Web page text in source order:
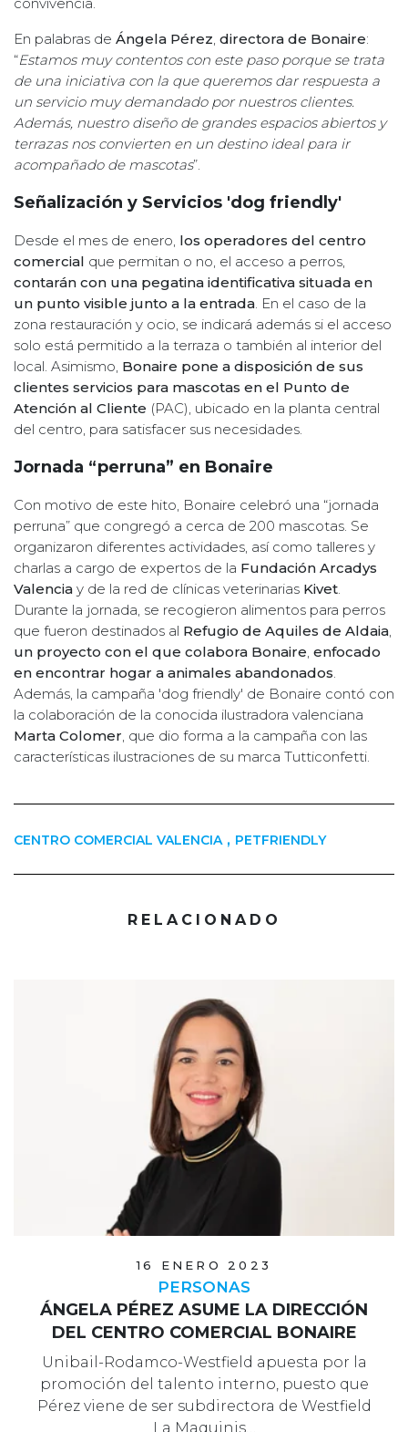
En palabras de Ángela Pérez, directora de Bonaire:
“Estamos muy contentos con este paso porque se trata
de una iniciativa con la que queremos dar respuesta a
un servicio muy demandado por nuestros clientes.
Además, nuestro diseño de grandes espacios abiertos y
terrazas nos convierten en un destino ideal para ir
acompañado de mascotas”.
Señalización y Servicios 'dog friendly'
Desde el mes de enero, los operadores del centro
comercial que permitan o no, el acceso a perros,
contarán con una pegatina identificativa situada en
un punto visible junto a la entrada. En el caso de la
zona restauración y ocio, se indicará además si el acceso
solo está permitido a la terraza o también al interior del
local. Asimismo, Bonaire pone a disposición de sus
clientes servicios para mascotas en el Punto de
Atención al Cliente (PAC), ubicado en la planta central
del centro, para satisfacer sus necesidades.
Jornada “perruna” en Bonaire
Con motivo de este hito, Bonaire celebró una “jornada
perruna” que congregó a cerca de 200 mascotas. Se
organizaron diferentes actividades, así como talleres y
charlas a cargo de expertos de la Fundación Arcadys
Valencia y de la red de clínicas veterinarias Kivet.
Durante la jornada, se recogieron alimentos para perros
que fueron destinados al Refugio de Aquiles de Aldaia,
un proyecto con el que colabora Bonaire, enfocado
en encontrar hogar a animales abandonados.
Además, la campaña 'dog friendly' de Bonaire contó con
la colaboración de la conocida ilustradora valenciana
Marta Colomer, que dio forma a la campaña con las
características ilustraciones de su marca Tutticonfetti.
CENTRO COMERCIAL VALENCIA , PETFRIENDLY
RELACIONADO
16 ENERO 2023
PERSONAS
ÁNGELA PÉREZ ASUME LA DIRECCIÓN
DEL CENTRO COMERCIAL BONAIRE
Unibail-Rodamco-Westfield apuesta por la
promoción del talento interno, puesto que
Pérez viene de ser subdirectora de Westfield
La Maquinis…